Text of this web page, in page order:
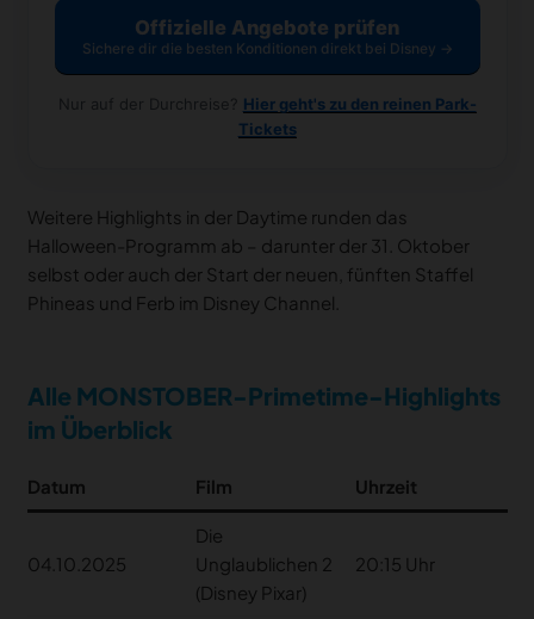
Offizielle Angebote prüfen
Sichere dir die besten Konditionen direkt bei Disney →
Nur auf der Durchreise? Hier geht's zu den reinen Park-
Tickets
Weitere Highlights in der Daytime runden das
Halloween-Programm ab – darunter der 31. Oktober
selbst oder auch der Start der neuen, fünften Staffel
Phineas und Ferb im Disney Channel.
Alle MONSTOBER-Primetime-Highlights
im Überblick
Datum Film Uhrzeit
04.10.2025
Die
Unglaublichen 2
(Disney Pixar)
20:15 Uhr